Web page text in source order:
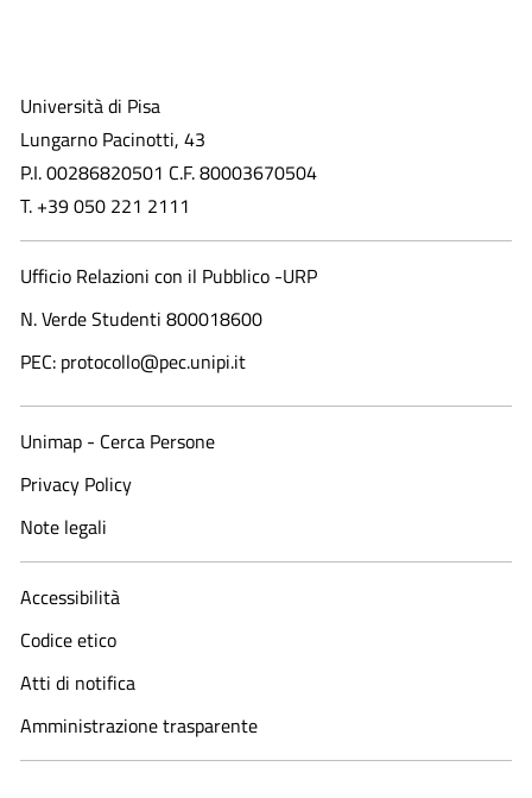
Università di Pisa
Lungarno Pacinotti, 43
P.I. 00286820501 C.F. 80003670504
T. +39 050 221 2111
Ufficio Relazioni con il Pubblico -URP
N. Verde Studenti 800018600​
PEC: protocollo@pec.unipi.it
Unimap - Cerca Persone
Privacy Policy
Note legali
Accessibilità
Codice etico
Atti di notifica
Amministrazione trasparente